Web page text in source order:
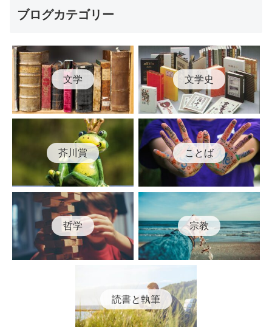
ブログカテゴリー
文学 文学史
芥川賞 ことば
哲学 宗教
読書と執筆